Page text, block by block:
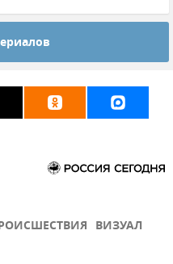
топливо
ВИЗУАЛ